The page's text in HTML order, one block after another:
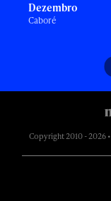
Dezembro
Caboré
Copyright 2010 - 2026